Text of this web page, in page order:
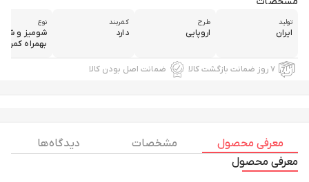
تولید
ایران
طرح
اروپایی
کمربند
دارد
نوع
شومیز و
بهمراه کمربند
۷ روز ضمانت بازگشت کالا ضمانت اصل بودن کالا
معرفی محصول مشخصات
دیدگاه ها
معرفی محصول